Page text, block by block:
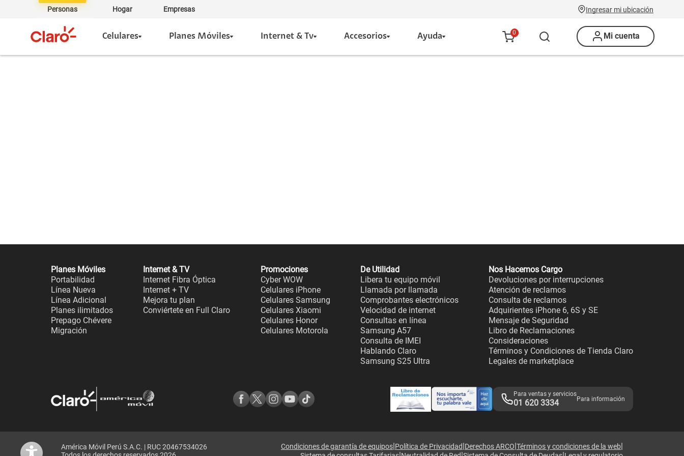
Personas Hogar Empresas Ingresar mi ubicación
Celulares Planes Móviles Internet & Tv Accesorios Ayuda 0 Mi cuenta
Planes Móviles
Portabilidad
Línea Nueva
Línea Adicional
Planes ilimitados
Prepago Chévere
Migración
Internet & TV
Internet Fibra Óptica
Internet + TV
Mejora tu plan
Conviértete en Full Claro
Promociones
Cyber WOW
Celulares iPhone
Celulares Samsung
Celulares Xiaomi
Celulares Honor
Celulares Motorola
De Utilidad
Libera tu equipo móvil
Llamada por llamada
Comprobantes electrónicos
Velocidad de internet
Consultas en línea
Samsung A57
Consulta de IMEI
Hablando Claro
Samsung S25 Ultra
Nos Hacemos Cargo
Devoluciones por interrupciones
Atención de reclamos
Consulta de reclamos
Adquirientes iPhone 6, 6S y SE
Mensaje de Seguridad
Libro de Reclamaciones
Consideraciones
Términos y Condiciones de Tienda Claro
Legales de marketplace
Para ventas y servicios
01 620 3334 Para información
América Móvil Perú S.A.C. | RUC 20467534026
Condiciones de garantía de equipos|Política de Privacidad|Derechos ARCO|Términos y condiciones de la web|